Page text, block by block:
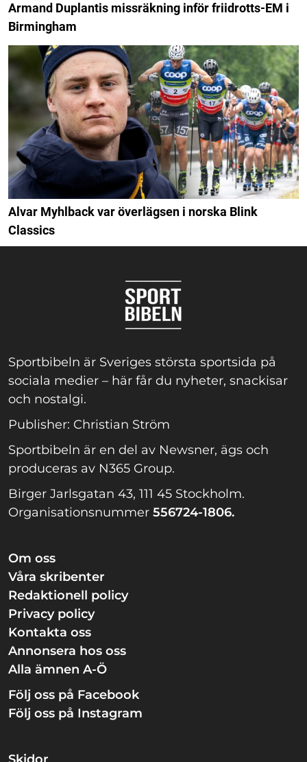
Armand Duplantis missräkning inför friidrotts-EM i
Birmingham
Alvar Myhlback var överlägsen i norska Blink
Classics
Sportbibeln är Sveriges största sportsida på
sociala medier – här får du nyheter, snackisar
och nostalgi.
Publisher: Christian Ström
Sportbibeln är en del av Newsner, ägs och
produceras av N365 Group.
Birger Jarlsgatan 43, 111 45 Stockholm.
Organisationsnummer 556724-1806.
Om oss
Våra skribenter
Redaktionell policy
Privacy policy
Kontakta oss
Annonsera hos oss
Alla ämnen A-Ö
Följ oss på Facebook
Följ oss på Instagram